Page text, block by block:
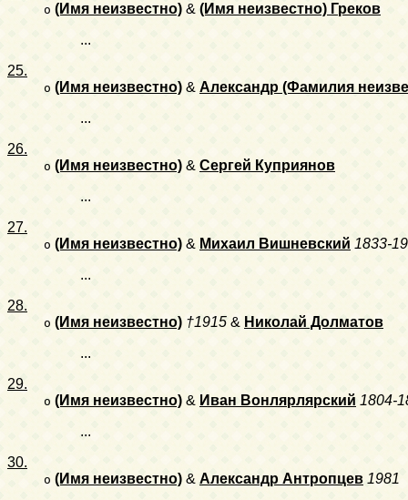
o (Имя неизвестно) & (Имя неизвестно) Греков
...
25.
o (Имя неизвестно) & Александр (Фамилия
...
26.
o (Имя неизвестно) & Сергей Куприянов
...
27.
o (Имя неизвестно) & Михаил Вишневский 1833-
...
28.
o (Имя неизвестно) †1915 & Николай Долматов
...
29.
o (Имя неизвестно) & Иван Вонлярлярский 1804-
...
30.
o (Имя неизвестно) & Александр Антропцев 1981